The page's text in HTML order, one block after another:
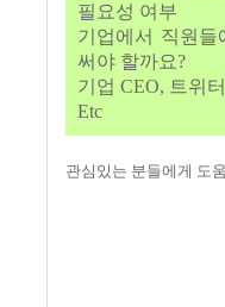
필요성 여부
기업에서 직원
써야 할까요?
기업 CEO, 트위
Etc
관심있는 분들에게 도